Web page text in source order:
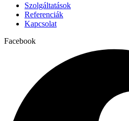
Szolgáltatások
Referenciák
Kapcsolat
Facebook